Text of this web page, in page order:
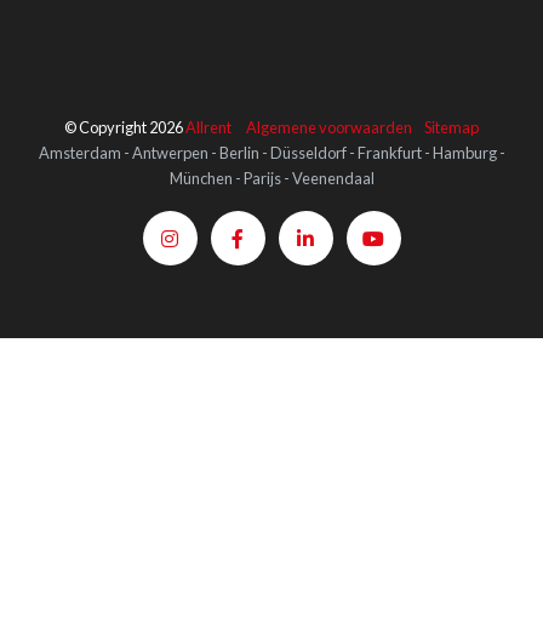
© Copyright 2026Allrent Algemene voorwaarden
Sitemap
Amsterdam - Antwerpen - Berlin - Düsseldorf - Frankfurt - Hamburg -
München - Parijs - Veenendaal